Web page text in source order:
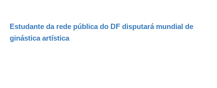
Estudante da rede pública do DF disputará mundial de
ginástica artística